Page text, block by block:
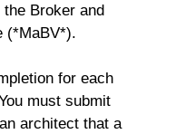
Broker and
(*MaBV*).
for each
must submit
architect that a